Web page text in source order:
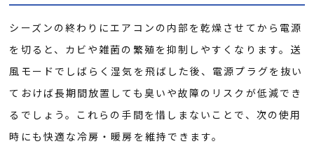
シーズンの終わりにエアコンの内部を乾燥させてから電源
を切ると、カビや雑菌の繁殖を抑制しやすくなります。送
風モードでしばらく湿気を飛ばした後、電源プラグを抜い
ておけば長期間放置しても臭いや故障のリスクが低減でき
るでしょう。これらの手間を惜しまないことで、次の使用
時にも快適な冷房・暖房を維持できます。